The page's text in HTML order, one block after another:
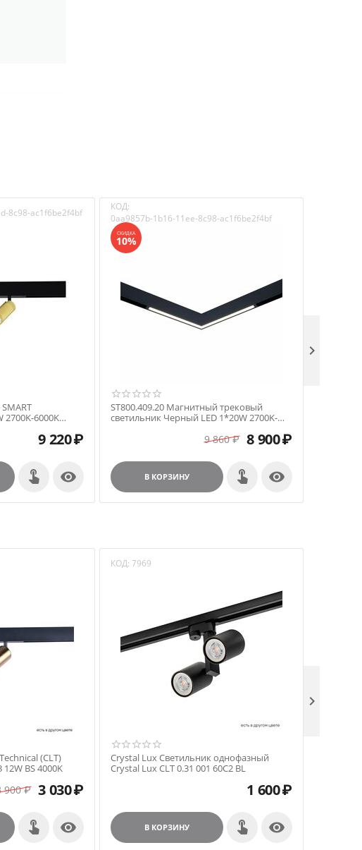
8c98-ac1f6be2f4bf
2700K-6000K
9 220₽

КОД:
0aa9857b-1b16-11ee-8c98-ac1f6be2f4bf
СКИДКА
10%
ST800.409.20 Магнитный трековый
светильник Черный LED 1*20W 2700K-
L321xW310xH43 48VV SKYLINE 48
9 860 ₽ 8 900₽
В КОРЗИНУ 

(CLT)
BS 4000K
900 ₽ 3 030₽

КОД: 7969
Crystal Lux Cветильник однофазный
Crystal Lux CLT 0.31 001 60C2 BL
1 600₽
В КОРЗИНУ 
